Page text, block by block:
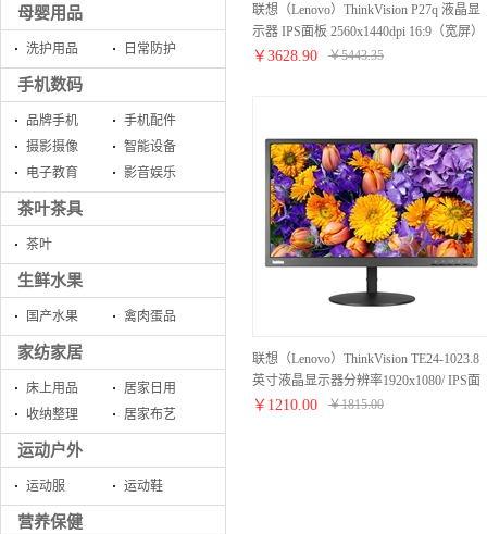
母婴用品
洗护用品 日常防护
手机数码
品牌手机
手机配件
摄影摄像
智能设备
电子教育
影音娱乐
茶叶茶具
茶叶
生鲜水果
国产水果 禽肉蛋品
家纺家居
床上用品
居家日用
收纳整理
居家布艺
运动户外
运动服 运动鞋
营养保健
联想（Lenovo）ThinkVision P27q 液晶显
示器 IPS面板 2560x1440dpi 16:9（宽屏）
DP/HDMI/VGA接口 27英寸显示屏
￥ 3628.90 ￥5443.35
联想（Lenovo）ThinkVision TE24-1023.8
英寸液晶显示器分辨率1920x1080/ IPS面
板/ HDMI、Displayport接口/ 16:9/ 黑色
￥ 1210.00 ￥1815.00